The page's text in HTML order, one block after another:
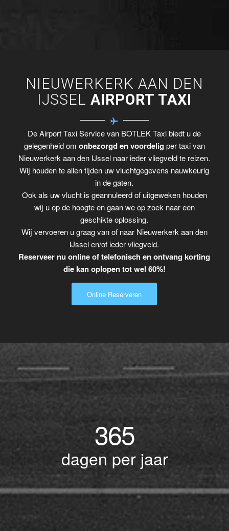
NIEUWERKERK AAN DEN
IJSSEL AIRPORT TAXI
De Airport Taxi Service van BOTLEK Taxi biedt u de
gelegenheid om onbezorgd en voordelig per taxi van
Nieuwerkerk aan den IJssel naar ieder vliegveld te reizen.
Wij houden te allen tijden uw vluchtgegevens nauwkeurig
in de gaten.
Ook als uw vlucht is geannuleerd of uitgeweken houden
wij u op de hoogte en gaan we op zoek naar een
geschikte oplossing.
Wij vervoeren u graag van of naar Nieuwerkerk aan den
IJssel en/of ieder vliegveld.
Reserveer nu online of telefonisch en ontvang korting
die kan oplopen tot wel 60%!
Online Reserveren
365
dagen per jaar